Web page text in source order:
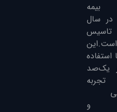
سال
تاسیس
یک‌صد
و